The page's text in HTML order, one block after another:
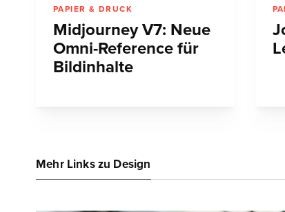
PAPIER & DRUCK
Midjourney V7: Neue
Omni-Reference für
Bildinhalte
Mehr Links zu Design